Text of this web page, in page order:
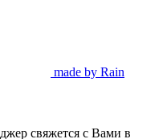
made by Rain
свяжется с Вами в